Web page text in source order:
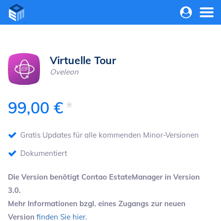
Navigation
Virtuelle Tour
Oveleon
99,00 €
Gratis Updates für alle kommenden Minor-Versionen
Dokumentiert
Die Version benötigt Contao EstateManager in Version
3.0.
Mehr Informationen bzgl. eines Zugangs zur neuen
Version finden Sie hier.